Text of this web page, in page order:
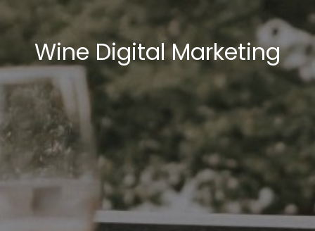
Wine Digital Marketing